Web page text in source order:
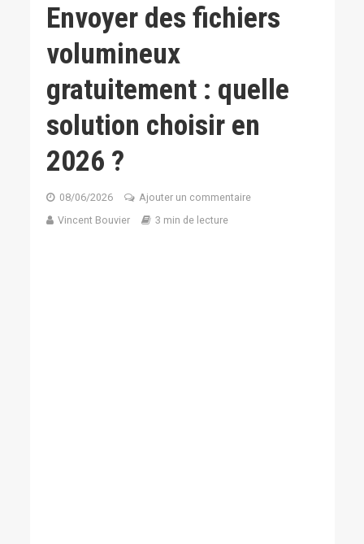
Envoyer des fichiers
volumineux
gratuitement : quelle
solution choisir en
2026 ?
08/06/2026
Ajouter un commentaire
Vincent Bouvier
3 min de lecture